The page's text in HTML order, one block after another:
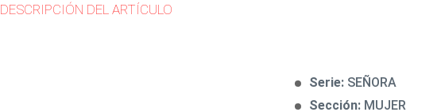
DESCRIPCIÓN DEL ARTÍCULO
Serie: SEÑORA
Sección: MUJER